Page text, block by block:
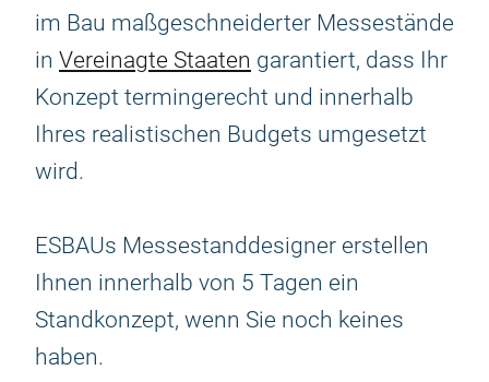
im Bau maßgeschneiderter Messestände
in Vereinagte Staaten garantiert, dass Ihr
Konzept termingerecht und innerhalb
Ihres realistischen Budgets umgesetzt
wird.
ESBAUs Messestanddesigner erstellen
Ihnen innerhalb von 5 Tagen ein
Standkonzept, wenn Sie noch keines
haben.